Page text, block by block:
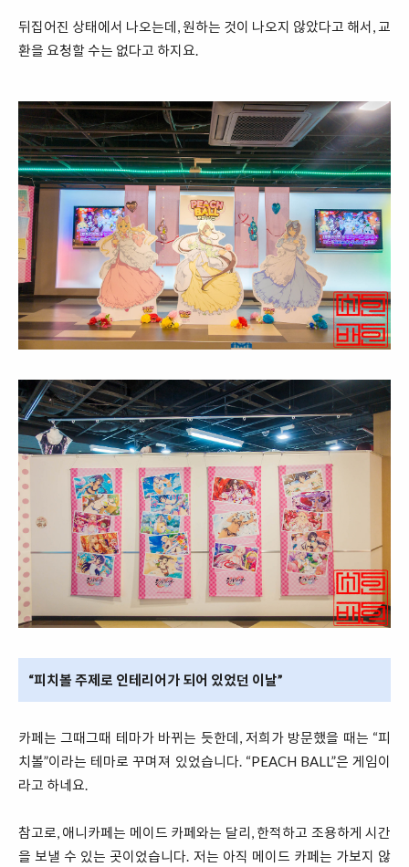
뒤집어진 상태에서 나오는데, 원하는 것이 나오지 않았다고 해서, 교
환을 요청할 수는 없다고 하지요.
“피치볼 주제로 인테리어가 되어 있었던 이날”
카페는 그때그때 테마가 바뀌는 듯한데, 저희가 방문했을 때는 “피
치볼”이라는 테마로 꾸며져 있었습니다. “PEACH BALL”은 게임이
라고 하네요.
참고로, 애니카페는 메이드 카페와는 달리, 한적하고 조용하게 시간
을 보낼 수 있는 곳이었습니다. 저는 아직 메이드 카페는 가보지 않